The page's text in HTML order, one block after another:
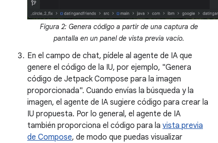
Figura 2: Genera código a partir de una captura de
pantalla en un panel de vista previa vacío.
En el campo de chat, pídele al agente de IA que
genere el código de la IU, por ejemplo, "Genera
código de Jetpack Compose para la imagen
proporcionada". Cuando envías la búsqueda y la
imagen, el agente de IA sugiere código para crear la
IU propuesta. Por lo general, el agente de IA
también proporciona el código para la vista previa
de Compose, de modo que puedas visualizar